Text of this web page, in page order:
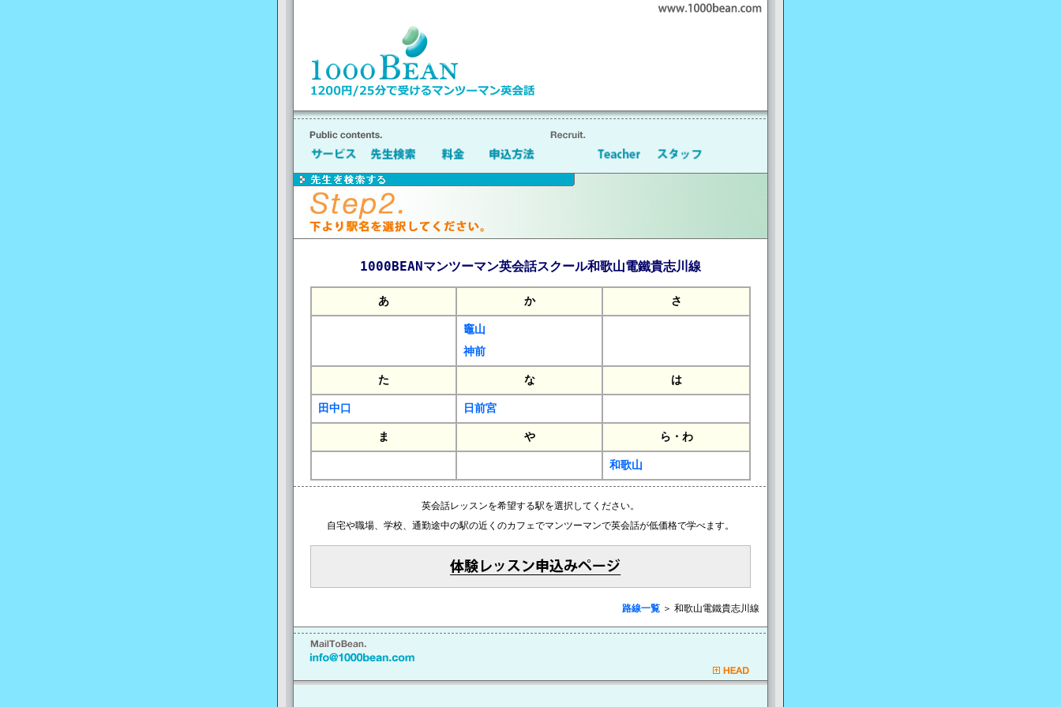
1000BEANマンツーマン英会話スクール和歌山電鐵貴志川線
あ か さ
竈山
神前
た な は
田中口 日前宮
ま や ら・わ
和歌山
英会話レッスンを希望する駅を選択してください。
自宅や職場、学校、通勤途中の駅の近くのカフェでマンツーマンで英会話が低価格で学べます。
路線一覧 ＞ 和歌山電鐵貴志川線